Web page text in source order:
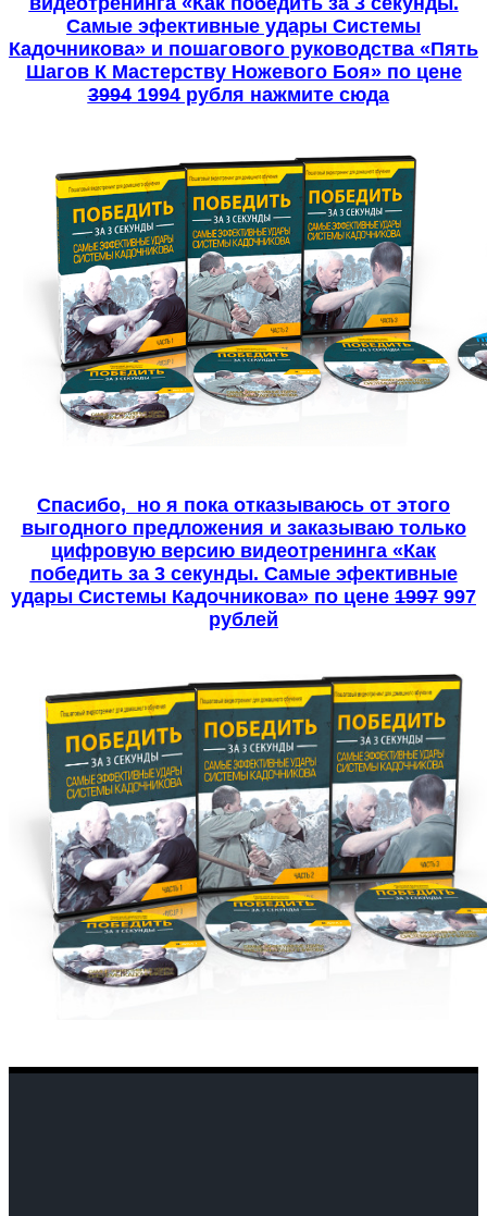
Самые эфективные удары Системы
Кадочникова» и пошагового руководства «Пять
Шагов К Мастерству Ножевого Боя» по цене
39941994 рубля нажмите сюда
Спасибо, но я пока отказываюсь от этого
выгодного предложения и заказываю только
цифровую версию видеотренинга «Как
победить за 3 секунды. Самые эфективные
удары Системы Кадочникова» по цене 1997 997
рублей